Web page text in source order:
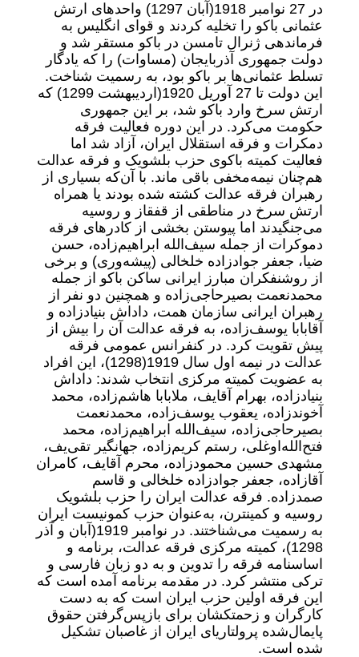
در 27 نوامبر 1918‌(آبان 1297) واحدهای ارتش
عثمانی باکو را تخلیه کردند و قوای انگلیس به
فرماندهی ژنرال تامسن در باکو مستقر شد و
دولت جمهوری آذربایجان (مساوات) را که یادگار
تسلط عثمانی‌ها بر باکو بود، به رسمیت شناخت.
این دولت تا 27 آوریل 1920‌(اردیبهشت 1299) که
ارتش سرخ وارد باکو شد، بر این جمهوری
حکومت می‌کرد. در این دوره فعالیت فرقه
دمکرات و فرقه استقلال ایران، آزاد شد اما
فعالیت کمیته باکوی حزب بلشویک و فرقه عدالت
هم‌چنان نیمه‌مخفی باقی ماند. با آن‌که بسیاری از
رهبران فرقه عدالت کشته شده بودند یا همراه
ارتش سرخ در مناطقی از قفقاز و روسیه
می‌جنگیدند اما پیوستن بخشی از کادرهای فرقه
دموکرات از جمله سیف‌الله ابراهیم‌زاده، حسن
ضیا، جعفر جوادزاده خلخالی (پیشه‌وری) و برخی
از روشنفکران مبارز ایرانی ساکن باکو از جمله
محمد‌نعمت بصیرحاجی‌زاده و همچنین دو نفر از
رهبران ایرانی سازمان همت، داداش بنیادزاده و
آقابابا یوسف‌زاده، به فرقه عدالت آن را بیش از
پیش تقویت کرد. در کنفرانس عمومی فرقه
عدالت در نیمه اول سال 1919(1298)، این افراد
به عضویت کمیته مرکزی انتخاب شدند: داداش
بنیادزاده، بهرام آقایف، ملابابا هاشم‌زاده، محمد
آخوندزاده، یعقوب یوسف‌زاده، محمد‌نعمت
بصیرحاجی‌زاده، سیف‌الله ابراهیم‌زاده، محمد
فتح‌الله‌اوغلی، رستم کریم‌زاده، جهانگیر تقی‌یف،
مشهدی حسین محمودزاده، محرم آقایف، کامران
آقازاده، جعفر جوادزاده خلخالی و قاسم
صمدزاده. فرقه عدالت ایران را حزب بلشویک
روسیه و کمینترن، به‌عنوان حزب کمونیست ایران
به رسمیت می‌شناختند. در نوامبر 1919‌(آبان و آذر
1298)، کمیته مرکزی فرقه عدالت، برنامه و
اساسنامه فرقه را تدوین و به دو زبان فارسی و
ترکی منتشر کرد. در مقدمه برنامه آمده است که
این فرقه اولین حزب ایران است که به دست
کارگران و زحمتکشان برای بازپس‌گرفتن حقوق
پایمال‌شده پرولتاریای ایران از غاصبان تشکیل
شده است.